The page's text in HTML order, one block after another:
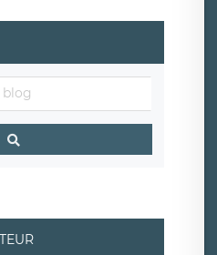
joignable à l’adresse mail :
Vous avez
une réclamation auprès